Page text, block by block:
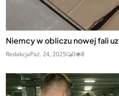
Niemcy w obliczu nowej fali
RedakcjaPaź. 24, 2025 0 8